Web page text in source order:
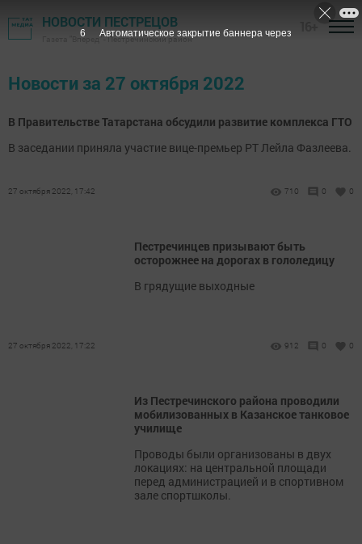
НОВОСТИ ПЕСТРЕЦОВ
Газета "Вперед" - Пестречинский район
Новости за 27 октября 2022
В Правительстве Татарстана обсудили развитие комплекса ГТО
В заседании приняла участие вице-премьер РТ Лейла Фазлеева.
27 октября 2022, 17:42 710 0 0
Пестречинцев призывают быть
осторожнее на дорогах в гололедицу
В грядущие выходные
27 октября 2022, 17:22 912 0 0
Из Пестречинского района проводили
мобилизованных в Казанское танковое
училище
Проводы были организованы в двух
локациях: на центральной площади
перед администрацией и в спортивном
зале спортшколы.
5 Автоматическое закрытие баннера через